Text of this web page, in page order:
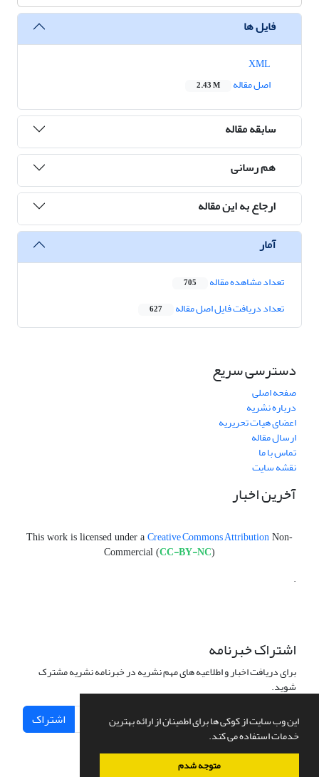
این وب سایت از کوکی ها برای اطمینان از ارائه بهترین
خدمات استفاده می کند.
متوجه شدم
فایل ها
اصل مقاله
2.43 M
سابقه مقاله
هم رسانی
ارجاع به این مقاله
آمار
تعداد مشاهده مقاله 705
تعداد دریافت فایل اصل مقاله 627
دسترسی سریع
صفحه اصلی
درباره نشریه
اعضای هیات تحریریه
ارسال مقاله
تماس با ما
نقشه سایت
آخرین اخبار
This work is licensed under a Creative Commons Attribution Non-
Commercial (CC-BY-NC)
.
اشتراک خبرنامه
برای دریافت اخبار و اطلاعیه های مهم نشریه در خبرنامه نشریه مشترک
شوید.
اشتراک